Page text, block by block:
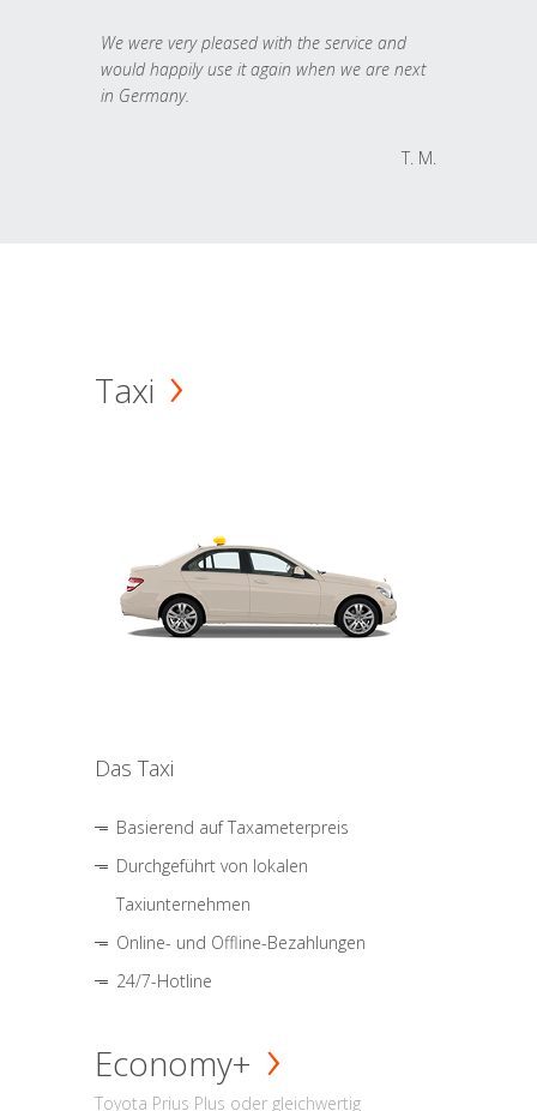
We were very pleased with the service and
would happily use it again when we are next
in Germany.
T. M.
Taxi
Das Taxi
Basierend auf Taxameterpreis
Durchgeführt von lokalen
Taxiunternehmen
Online- und Offline-Bezahlungen
24/7-Hotline
Economy+
Toyota Prius Plus oder gleichwertig